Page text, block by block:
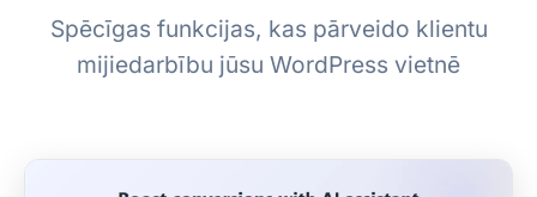
Spēcīgas funkcijas, kas pārveido klientu
mijiedarbību jūsu WordPress vietnē